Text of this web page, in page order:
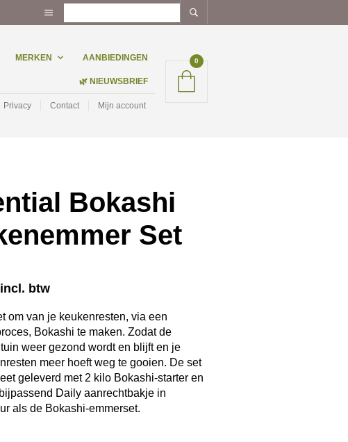
MERKEN AANBIEDINGEN
🌿 NIEUWSBRIEF
Privacy Contact Mijn account
0
Bokashi
Set
89,95.
incl. btw
om van je keukenresten, via een
Bokashi te maken. Zodat de
weer gezond wordt en blijft en je
meer hoeft weg te gooien. De set
geleverd met 2 kilo Bokashi-starter en
Daily aanrechtbakje in
als de Bokashi-emmerset.